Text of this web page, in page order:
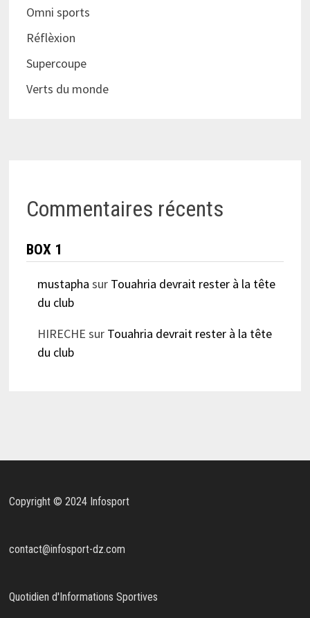
Omni sports
Réflèxion
Supercoupe
Verts du monde
Commentaires récents
BOX 1
mustapha sur Touahria devrait rester à la tête
du club
HIRECHE sur Touahria devrait rester à la tête
du club
Copyright © 2024 Infosport
contact@infosport-dz.com
Quotidien d'Informations Sportives